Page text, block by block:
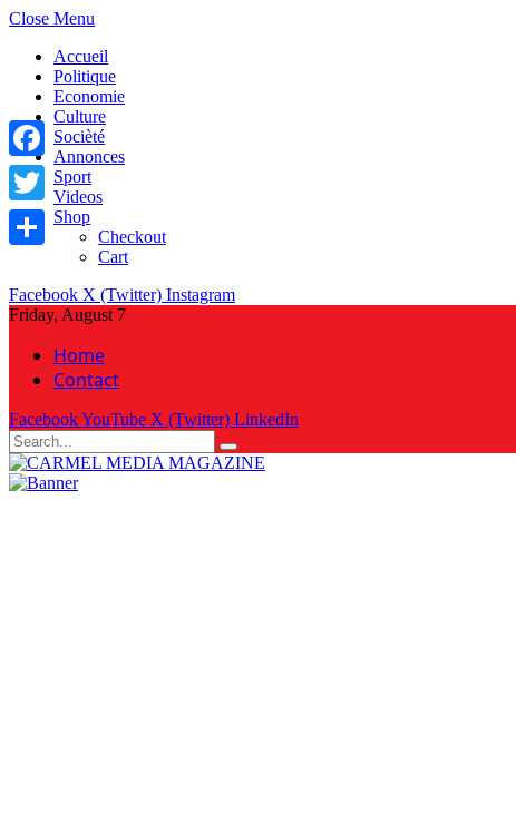
Close Menu
Accueil
Politique
Economie
Culture
Socièté
Annonces
Sport
Videos
Shop
Checkout
Cart
Facebook X (Twitter) Instagram
Friday, August 7
Home
Contact
FacebookYouTube X (Twitter) LinkedIn
Facebook
Twitter